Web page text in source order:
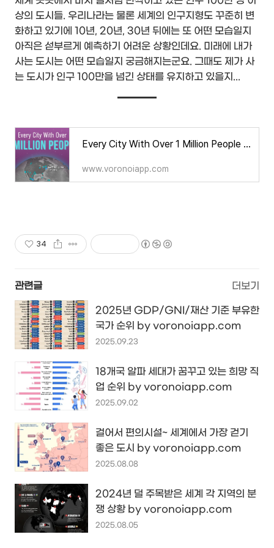
상의 도시들. 우리나라는 물론 세계의 인구지형도 꾸준히 변
화하고 있기에 10년, 20년, 30년 뒤에는 또 어떤 모습일지
아직은 섣부르게 예측하기 어려운 상황인데요. 미래에 내가
사는 도시는 어떤 모습일지 궁금해지는군요. 그때도 제가 사
는 도시가 인구 100만을 넘긴 상태를 유지하고 있을지...
Every City With Over 1 Million People 🏙️
www.voronoiapp.com
34
관련글 더보기
2025년 GDP/GNI/재산 기준 부유한
국가 순위 by voronoiapp.com
2025.09.23
18개국 알파 세대가 꿈꾸고 있는 희망 직
업 순위 by voronoiapp.com
2025.09.02
걸어서 편의시설~ 세계에서 가장 걷기
좋은 도시 by voronoiapp.com
2025.08.08
2024년 덜 주목받은 세계 각 지역의 분
쟁 상황 by voronoiapp.com
2025.08.05